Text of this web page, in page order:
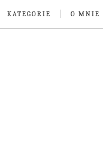
KATEGORIE O MNIE